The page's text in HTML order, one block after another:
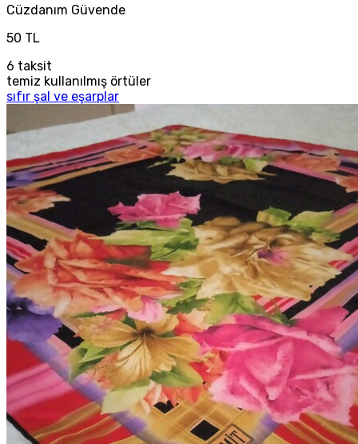
Cüzdanım Güvende
50 TL
6 taksit
temiz kullanılmış örtüler
sıfır şal ve eşarplar